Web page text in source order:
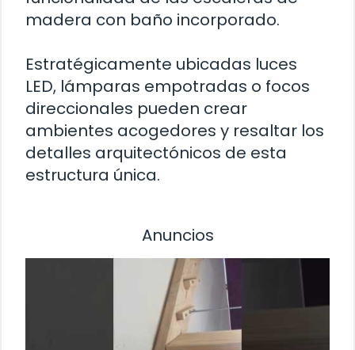
madera con baño incorporado.
Estratégicamente ubicadas luces
LED, lámparas empotradas o focos
direccionales pueden crear
ambientes acogedores y resaltar los
detalles arquitectónicos de esta
estructura única.
Anuncios